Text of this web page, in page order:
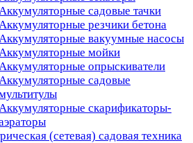
садовые тачки
резчики бетона
вакуумные насосы
мойки
опрыскиватели
садовые
скарификаторы-
(сетевая) садовая техника